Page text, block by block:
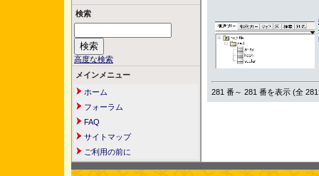
検索
高度な検索
メインメニュー
ホーム
フォーラム
FAQ
サイトマップ
ご利用の前に
281 番～ 281 番を表示 (全